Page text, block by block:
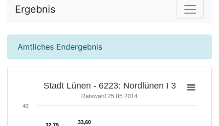
Ergebnis
Amtliches Endergebnis
Stadt Lünen - 6223: Nordlünen I 3
Ratswahl 25.05.2014
33,60
33,60
40